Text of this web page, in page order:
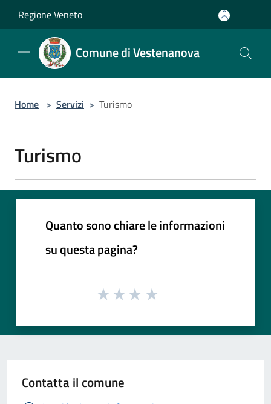
Regione Veneto
Comune di Vestenanova
Home > Servizi > Turismo
Turismo
Quanto sono chiare le informazioni
su questa pagina?
Contatta il comune